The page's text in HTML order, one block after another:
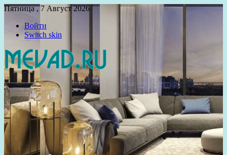
Пятница , 7 Август 2026
Войти
Switch skin